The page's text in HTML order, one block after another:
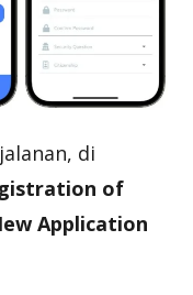
di
of
Application